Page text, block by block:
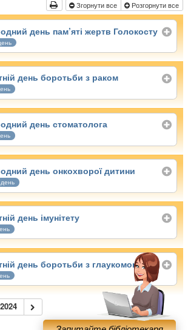
Згорнути все Розгорнути все
день пам’яті жертв Голокосту
день боротьби з раком
день стоматолога
день онкохворої дитини
день
день імунітету
день боротьби з глаукомою